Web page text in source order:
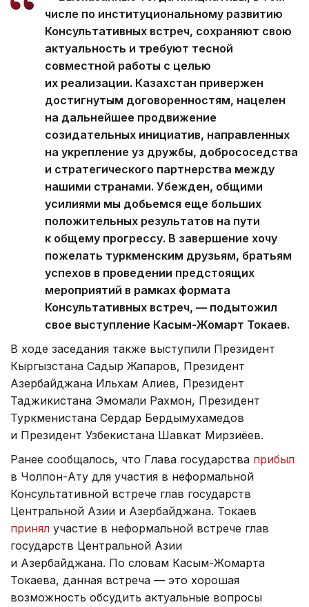
числе по институциональному развитию
Консультативных встреч, сохраняют свою
актуальность и требуют тесной
совместной работы с целью
их реализации. Казахстан привержен
достигнутым договоренностям, нацелен
на дальнейшее продвижение
созидательных инициатив, направленных
на укрепление уз дружбы, добрососедства
и стратегического партнерства между
нашими странами. Убежден, общими
усилиями мы добьемся еще больших
положительных результатов на пути
к общему прогрессу. В завершение хочу
пожелать туркменским друзьям, братьям
успехов в проведении предстоящих
мероприятий в рамках формата
Консультативных встреч, — подытожил
свое выступление Касым-Жомарт Токаев.
В ходе заседания также выступили Президент
Кыргызстана Садыр Жапаров, Президент
Азербайджана Ильхам Алиев, Президент
Таджикистана Эмомали Рахмон, Президент
Туркменистана Сердар Бердымухамедов
и Президент Узбекистана Шавкат Мирзиёев.
Ранее сообщалось, что Глава государства прибыл
в Чолпон-Ату для участия в неформальной
Консультативной встрече глав государств
Центральной Азии и Азербайджана. Токаев
принял участие в неформальной встрече глав
государств Центральной Азии
и Азербайджана. По словам Касым-Жомарта
Токаева, данная встреча — это хорошая
возможность обсудить актуальные вопросы